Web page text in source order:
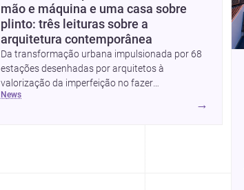
mão e máquina e uma casa sobre
plinto: três leituras sobre a
arquitetura contemporânea
Da transformação urbana impulsionada por 68
estações desenhadas por arquitetos à
valorização da imperfeição no fazer
arquitetónico, estas três histórias mostram
como a disciplina continua a reinventar cidades,
news
→